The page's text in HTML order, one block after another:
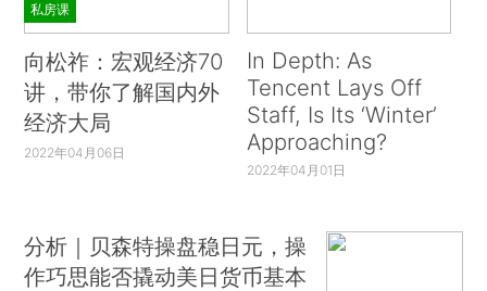
私房课
向松祚：宏观经济70
讲，带你了解国内外
经济大局
2022年04月06日
In Depth: As
Tencent Lays Off
Staff, Is Its ‘Winter’
Approaching?
2022年04月01日
分析｜贝森特操盘稳日元，操
作巧思能否撬动美日货币基本